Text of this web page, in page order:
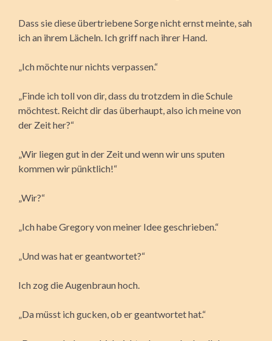
Dass sie diese übertriebene Sorge nicht ernst meinte, sah
ich an ihrem Lächeln. Ich griff nach ihrer Hand.
„Ich möchte nur nichts verpassen.“
„Finde ich toll von dir, dass du trotzdem in die Schule
möchtest. Reicht dir das überhaupt, also ich meine von
der Zeit her?“
„Wir liegen gut in der Zeit und wenn wir uns sputen
kommen wir pünktlich!“
„Wir?“
„Ich habe Gregory von meiner Idee geschrieben.“
„Und was hat er geantwortet?“
Ich zog die Augenbraun hoch.
„Da müsst ich gucken, ob er geantwortet hat.“